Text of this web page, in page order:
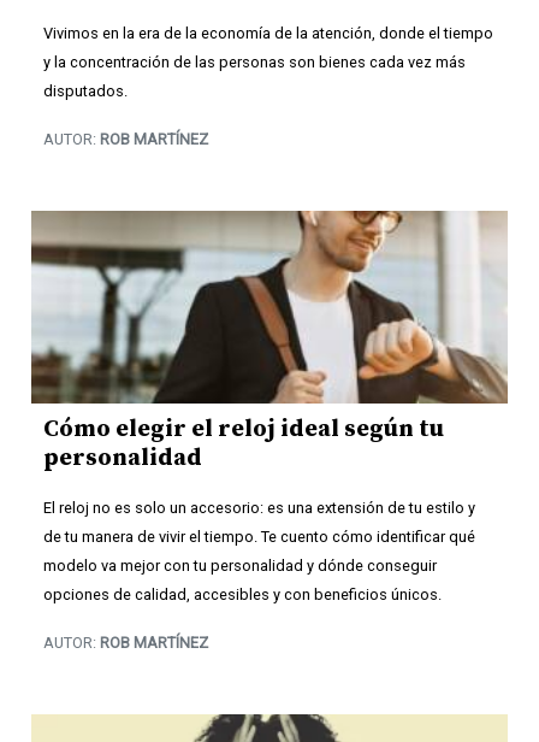
Vivimos en la era de la economía de la atención, donde el tiempo
y la concentración de las personas son bienes cada vez más
disputados.
AUTOR: ROB MARTÍNEZ
Cómo elegir el reloj ideal según tu
personalidad
El reloj no es solo un accesorio: es una extensión de tu estilo y
de tu manera de vivir el tiempo. Te cuento cómo identificar qué
modelo va mejor con tu personalidad y dónde conseguir
opciones de calidad, accesibles y con beneficios únicos.
AUTOR: ROB MARTÍNEZ